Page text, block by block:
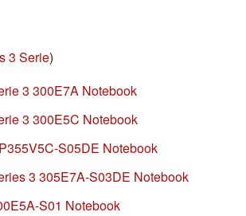
3 Serie)
3 300E7A Notebook
3 300E5C Notebook
S05DE Notebook
3 305E7A-S03DE Notebook
S01 Notebook